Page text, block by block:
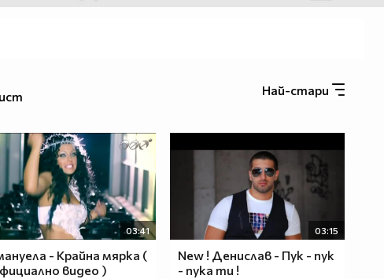
Най-стари
03:41
- Крайна мярка (
видео )
03:15
Nеw ! Денислав - Пук - пук
- пука ти !